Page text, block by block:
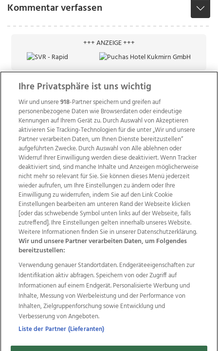
Kommentar verfassen
+++ ANZEIGE +++
Wir über uns Mediadaten Kontakt
Jobs
Datenschutz
Impressum
AGB Anzeigekunden
AGB Website
Ehrenkodex Politische Werbung
Weitere Angebote des Medienhauses Wimmer
TV1 di-mog-i.at OÖNow
Ischler Woche
Life Radio
OÖNachrichten
OÖN Immobilien
OÖN Karriere
OÖN Reise
Promenaden Galerien
Regionaljobs
wasistlos.at wirtrauern.at
Ihre Privatsphäre ist uns wichtig
Wir und unsere918-Partner speichern und greifen auf
personenbezogene Daten wie Browserdaten oder eindeutige
Kennungen auf Ihrem Gerät zu. Durch Auswahl von Akzeptieren
aktivieren Sie Tracking-Technologien für die unter „Wir und unsere
Partner verarbeiten Daten, um Ihnen Dienste bereitzustellen“
aufgeführten Zwecke. Durch Auswahl von Alle ablehnen oder
Widerruf Ihrer Einwilligung werden diese deaktiviert. Wenn Tracker
deaktiviert sind, sind manche Inhalte und Anzeigen möglicherweise
nicht mehr so relevant für Sie. Sie können dieses Menü jederzeit
wieder aufrufen, um Ihre Einstellungen zu ändern oder Ihre
Einwilligung zu widerrufen, indem Sie auf den Link Cookie
Einstellungen bearbeiten am unteren Rand der Webseite klicken
[oder das schwebende Symbol unten links auf der Webseite, falls
zutreffend]. Ihre Einstellungen gelten innerhalb unseres Website.
Weitere Informationen finden Sie in unserer Datenschutzerklärung.
Wir und unsere Partner verarbeiten Daten, um Folgendes
bereitzustellen:
Verwendung genauer Standortdaten. Endgeräteeigenschaften zur
Identifikation aktiv abfragen. Speichern von oder Zugriff auf
Informationen auf einem Endgerät. Personalisierte Werbung und
Inhalte, Messung von Werbeleistung und der Performance von
Inhalten, Zielgruppenforschung sowie Entwicklung und
Verbesserung von Angeboten.
Liste der Partner (Lieferanten)